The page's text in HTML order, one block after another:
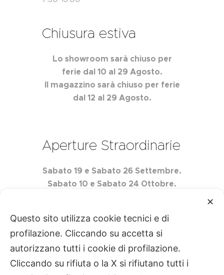
Chiusura estiva
Lo showroom sarà chiuso per
ferie dal 10 al 29 Agosto.
Il magazzino sarà chiuso per ferie
dal 12 al 29 Agosto.
Aperture Straordinarie
Sabato 19 e Sabato 26 Settembre.
Sabato 10 e Sabato 24 Ottobre.
Centro Edile Quartarella S.r.l. P.IVA
02493760728
✕
Questo sito utilizza cookie tecnici e di
profilazione. Cliccando su accetta si
autorizzano tutti i cookie di profilazione.
Cliccando su rifiuta o la X si rifiutano tutti i